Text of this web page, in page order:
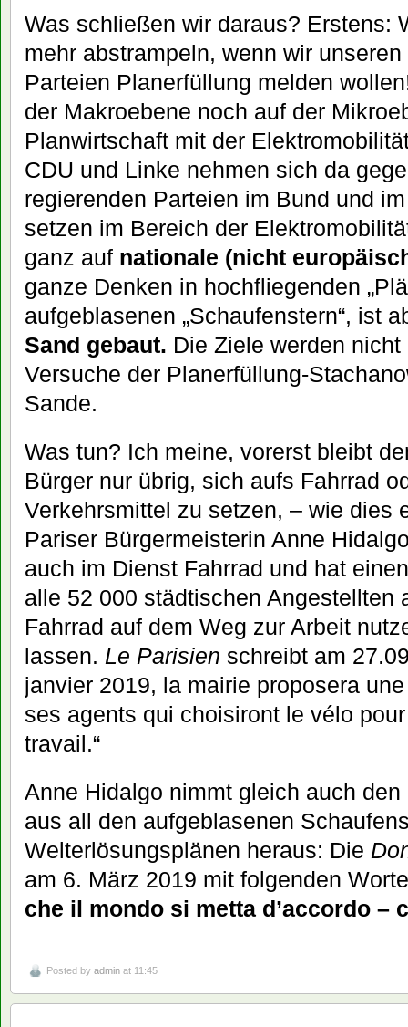
Was schließen wir daraus? Erstens:
mehr abstrampeln, wenn wir
Parteien Planerfüllung melden
der Makroebene noch auf der
Planwirtschaft mit der
CDU und Linke nehmen sich da
regierenden Parteien im Bund und
setzen im Bereich der
ganz auf nationale (nicht
ganze Denken in hochfliegenden
aufgeblasenen „Schaufenstern“, ist
Sand gebaut. Die Ziele werden
Versuche der Planerfüllung-
Sande.
Was tun? Ich meine, vorerst bleibt
Bürger nur übrig, sich aufs Fahrrad
Verkehrsmittel zu setzen, – wie dies
Pariser Bürgermeisterin Anne
auch im Dienst Fahrrad und hat
alle 52 000 städtischen Angestellten
Fahrrad auf dem Weg zur Arbeit
lassen. Le Parisien schreibt am
janvier 2019, la mairie proposera
ses agents qui choisiront le vélo
travail.“
Anne Hidalgo nimmt gleich auch
aus all den aufgeblasenen
Welterlösungsplänen heraus: Die
am 6. März 2019 mit folgenden
che il mondo si metta d’accordo –
Posted by admin at 11:45